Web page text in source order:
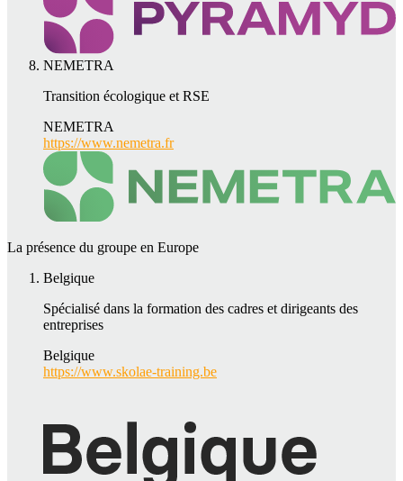
NEMETRA
Transition écologique et RSE
NEMETRA
https://www.nemetra.fr
La présence du groupe en Europe
Belgique
Spécialisé dans la formation des cadres et dirigeants des
entreprises
Belgique
https://www.skolae-training.be